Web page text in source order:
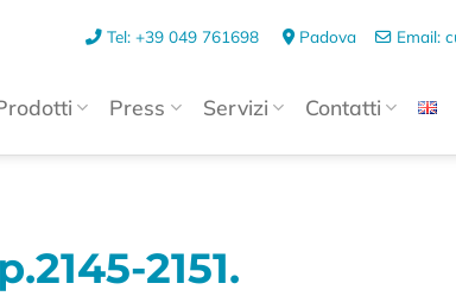
Tel: +39 049 761698 Padova Email:
Press Servizi Contatti
2151.